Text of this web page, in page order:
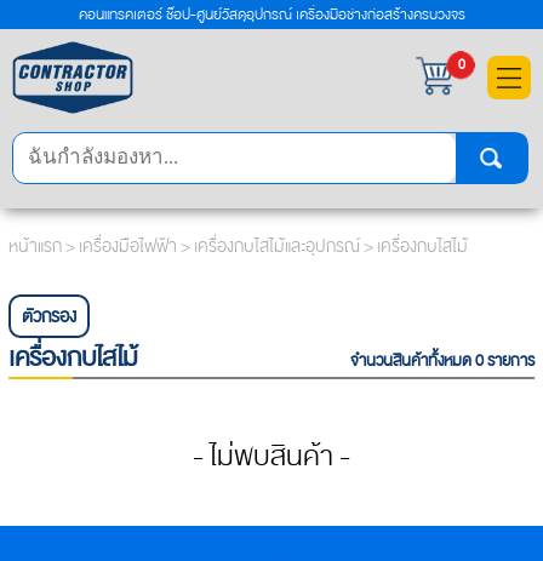
×
คอนแทรคเตอร์ ช๊อป-ศูนย์วัสดุอุปกรณ์ เครื่องมือช่างก่อสร้างครบวงจร
0
หน้าแรก>เครื่องมือไฟฟ้า>เครื่องกบไสไม้และอุปกรณ์> เครื่องกบไสไม้
ตัวกรอง
เครื่องกบไสไม้ จำนวนสินค้าทั้งหมด 0 รายการ
- ไม่พบสินค้า -